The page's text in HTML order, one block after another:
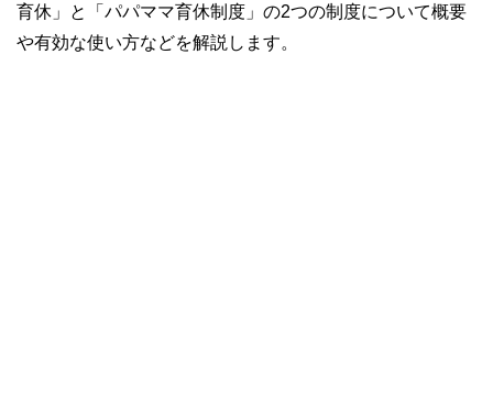
育休」と「パパママ育休制度」の2つの制度について概要
や有効な使い方などを解説します。